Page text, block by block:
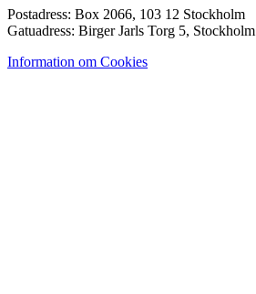
Postadress: Box 2066, 103 12 Stockholm
Gatuadress: Birger Jarls Torg 5, Stockholm
Information om Cookies